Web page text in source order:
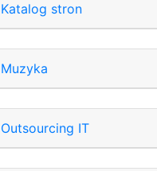
Katalog stron
Muzyka
Outsourcing IT